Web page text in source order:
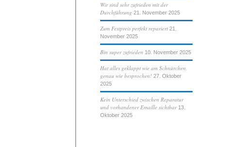
Wir sind sehr zufrieden mit der
Durchführung 21. November 2025
Zum Festpreis perfekt repariert 21.
November 2025
Bin super zufrieden 10. November 2025
Hat alles geklappt wie am Schnürchen,
genau wie besprochen! 27. Oktober
2025
Kein Unterschied zwischen Reparatur
und vorhandener Emaille sichtbar 13.
Oktober 2025